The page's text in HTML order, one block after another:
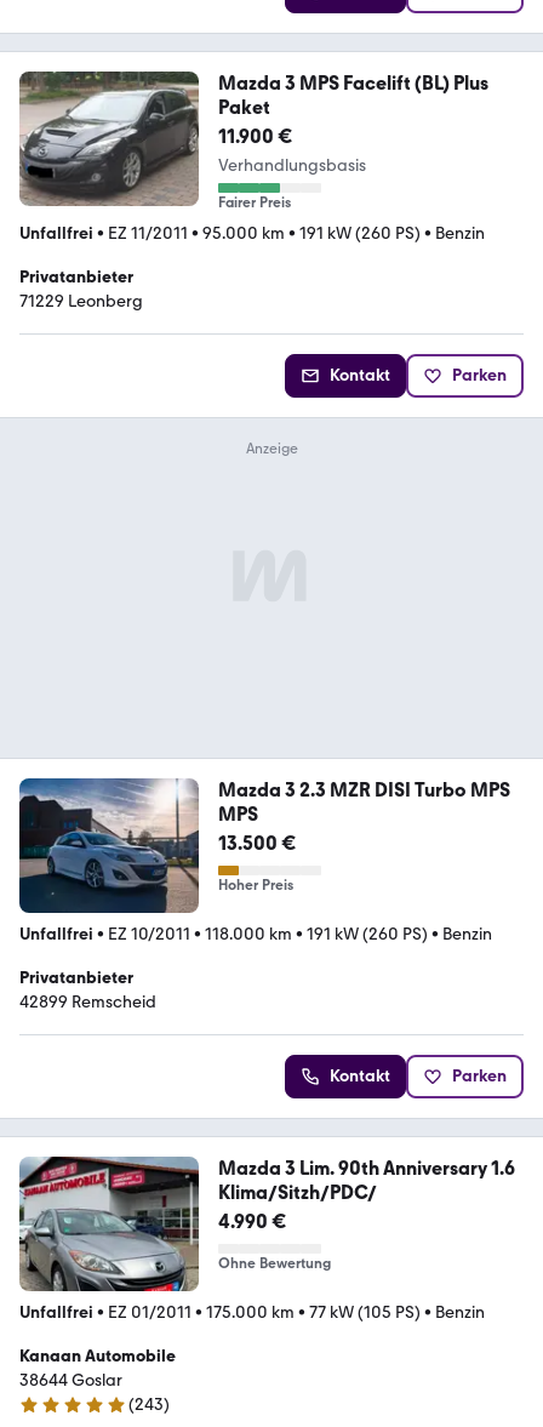
Mazda 3 MPS Facelift (BL) Plus
Paket
11.900 €
Verhandlungsbasis
Fairer Preis
Unfallfrei • EZ 11/2011 • 95.000 km • 191 kW (260 PS) • Benzin
Privatanbieter
71229 Leonberg
Kontakt Parken
Mazda 3 2.3 MZR DISI Turbo MPS
MPS
13.500 €
Hoher Preis
Unfallfrei • EZ 10/2011 • 118.000 km • 191 kW (260 PS) • Benzin
Privatanbieter
42899 Remscheid
Kontakt Parken
Mazda 3 Lim. 90th Anniversary 1.6
Klima/Sitzh/PDC/
4.990 €
Ohne Bewertung
Unfallfrei • EZ 01/2011 • 175.000 km • 77 kW (105 PS) • Benzin
Kanaan Automobile
38644 Goslar
4.8 Sterne
(243)